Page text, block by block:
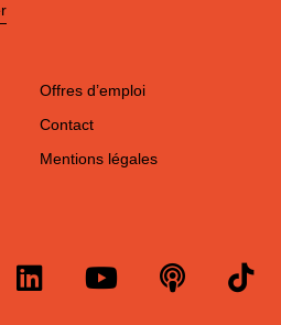
Offres d’emploi
Contact
Mentions légales